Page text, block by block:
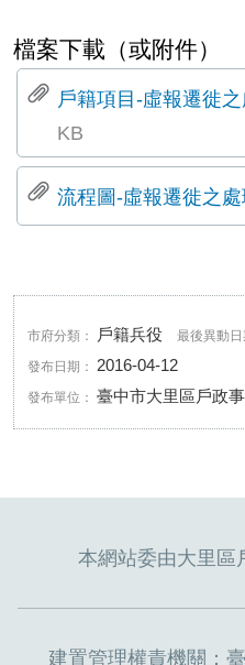
檔案下載（或附件）
戶籍項目-虛報遷徙
KB
流程圖-虛報遷徙之
市府分類： 戶籍兵役 最後異動日
發布日期： 2016-04-12
發布單位： 臺中市大里區戶政
本網站委由大里區
建置管理權責機關：